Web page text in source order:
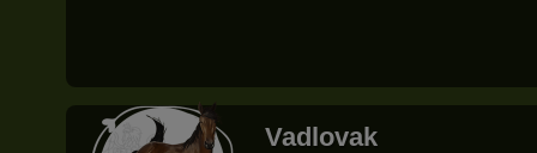
Vadlovak